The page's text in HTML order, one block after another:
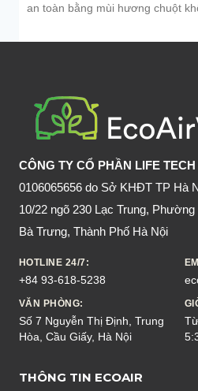
an toàn bằng mùi hương chuột
CÔNG TY CỔ PHẦN LIFE
0106065656 do Sở KHĐT TP Hà
10/22 ngõ 230 Lạc Trung,
Bà Trưng, Thành Phố Hà Nội
HOTLINE 24/7:
+84 93-618-5238
VĂN PHÒNG:
Số 7 Nguyễn Thị Định, Trung
Hòa, Cầu Giấy, Hà Nội
THÔNG TIN ECOAIR